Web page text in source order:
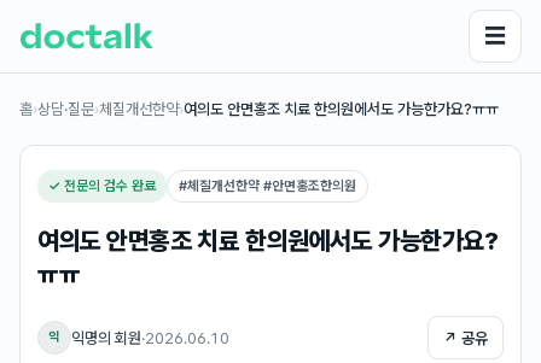
☰
홈›상담·질문›체질개선한약›여의도 안면홍조 치료 한의원에서도 가능한가요?ㅠㅠ
✓ 전문의 검수 완료 #체질개선한약 #안면홍조한의원
여의도 안면홍조 치료 한의원에서도 가능한가요?
ㅠㅠ
익 익명의 회원·2026.06.10 ↗ 공유